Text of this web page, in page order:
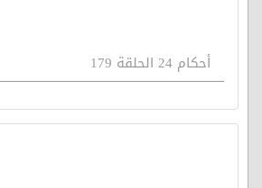
أحكام 24 الحلقة 179